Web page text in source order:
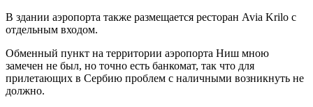
В здании аэропорта также размещается ресторан Avia Krilo с
отдельным входом.
Обменный пункт на территории аэропорта Ниш мною
замечен не был, но точно есть банкомат, так что для
прилетающих в Сербию проблем с наличными возникнуть не
должно.